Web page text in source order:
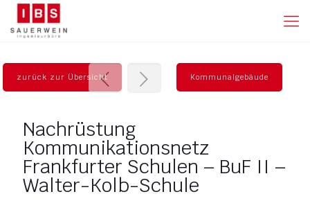
zurück zur Übersicht Kommunalgebäude
Nachrüstung
Kommunikationsnetz
Frankfurter Schulen – BuF II –
Walter-Kolb-Schule